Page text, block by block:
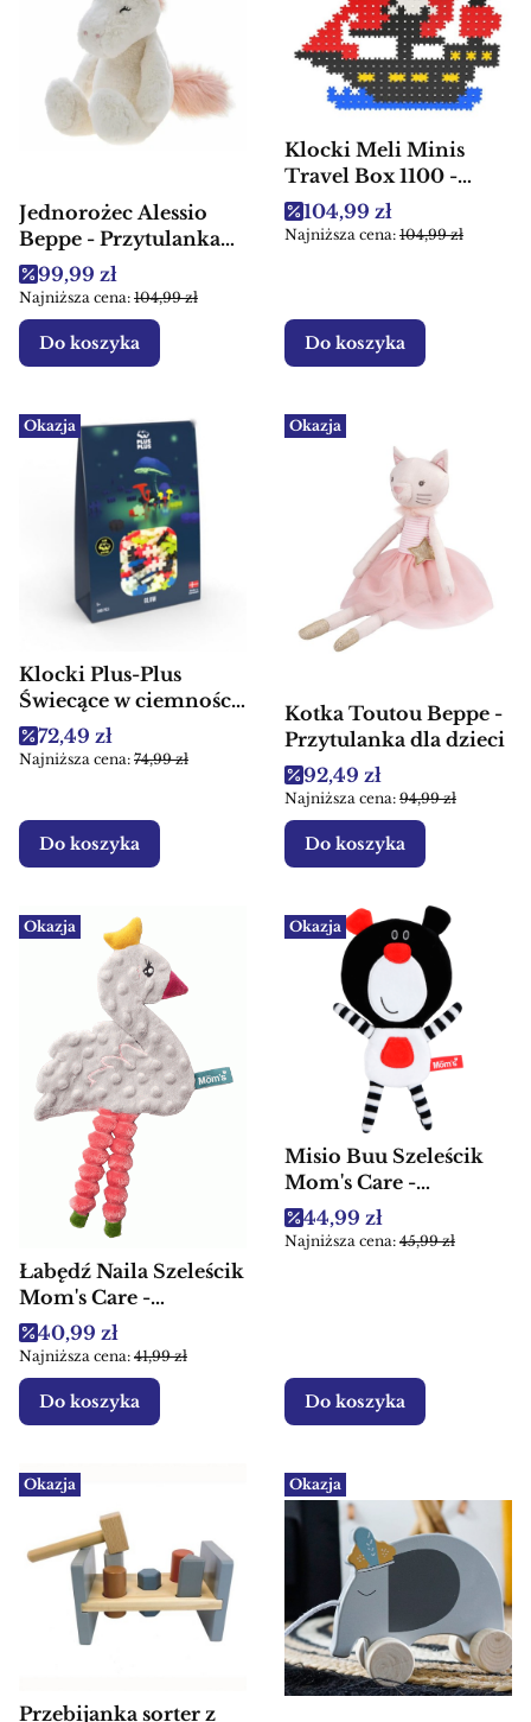
Jednorożec Alessio
Beppe - Przytulanka
dla dzieci
Cena promocyjna
99,99 zł
Najniższa cena: 104,99 zł
Do koszyka
Klocki Meli Minis
Travel Box 1100 -
Klocki dla dzieci
Cena promocyjna
104,99 zł
Najniższa cena: 104,99 zł
Do koszyka
Okazja
Klocki Plus-Plus
Świecące w ciemności
300 elementów
Cena promocyjna
72,49 zł
Najniższa cena: 74,99 zł
Do koszyka
Okazja
Kotka Toutou Beppe -
Przytulanka dla dzieci
Cena promocyjna
92,49 zł
Najniższa cena: 94,99 zł
Do koszyka
Okazja
Łabędź Naila Szeleścik
Mom's Care -
Przytulanka
sensoryczna dla dzieci
Cena promocyjna
40,99 zł
Najniższa cena: 41,99 zł
Do koszyka
Okazja
Misio Buu Szeleścik
Mom's Care -
Przytulanka
sensoryczna dla dzieci
Cena promocyjna
44,99 zł
Najniższa cena: 45,99 zł
Do koszyka
Okazja
Przebijanka sorter z
Okazja